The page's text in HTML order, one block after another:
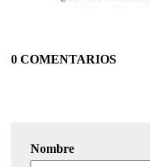
0 COMENTARIOS
Nombre